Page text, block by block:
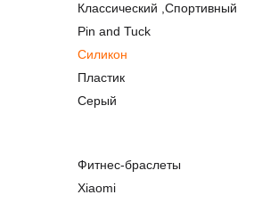
Классический ,Спортивный
Pin and Tuck
Силикон
Пластик
Серый
Фитнес-браслеты
Xiaomi